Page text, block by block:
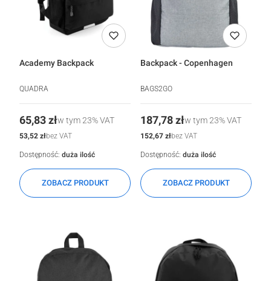
Academy Backpack
QUADRA
Cena
65,83 złw tym23%VAT
Cena
53,52 złbez VAT
ZOBACZ PRODUKT
Dostępność: duża ilość
Backpack - Copenhagen
BAGS2GO
Cena
187,78 złw tym23%VAT
Cena
152,67 złbez VAT
ZOBACZ PRODUKT
Dostępność: duża ilość